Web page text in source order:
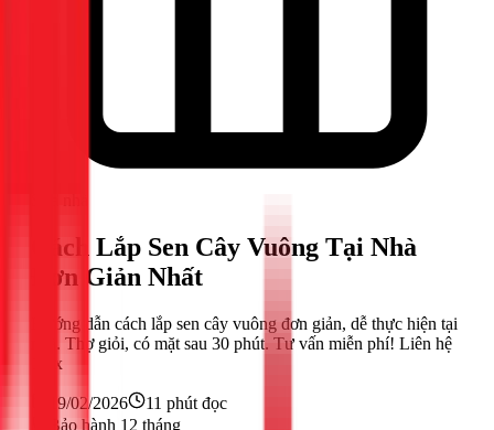
Cách Lắp Sen Cây Vuông Tại Nhà
Đơn Giản Nhất
Hướng dẫn cách lắp sen cây vuông đơn giản, dễ thực hiện tại
nhà. Thợ giỏi, có mặt sau 30 phút. Tư vấn miễn phí! Liên hệ
1Fix
19/02/2026 11 phút đọc
Bảo hành 12 tháng